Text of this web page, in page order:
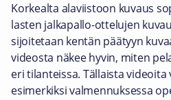
Korkealta alaviistoon kuvaus
lasten jalkapallo-ottelujen
sijoitetaan kentän päätyyn
videosta näkee hyvin, miten
eri tilanteissa. Tällaista videoita
esimerkiksi valmennuksessa